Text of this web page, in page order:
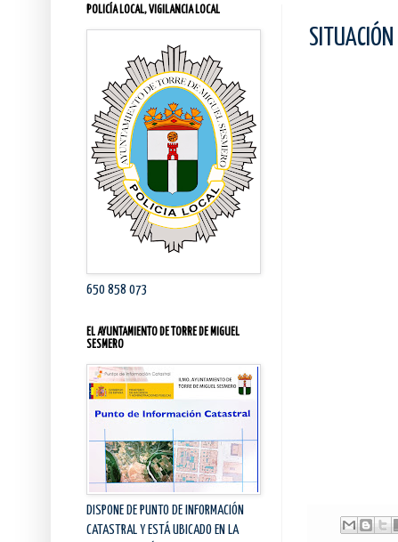
POLICÍA LOCAL, VIGILANCIA LOCAL
650 858 073
EL AYUNTAMIENTO DE TORRE DE MIGUEL
SESMERO
DISPONE DE PUNTO DE INFORMACIÓN
CATASTRAL Y ESTÁ UBICADO EN LA